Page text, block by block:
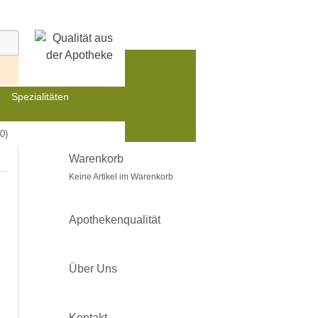
Spezialitäten
Warenkorb
Keine Artikel im Warenkorb
Apothekenqualität
Über Uns